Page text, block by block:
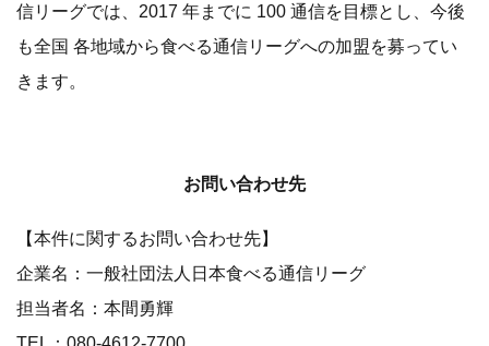
信リーグでは、2017 年までに 100 通信を目標とし、今後
も全国 各地域から食べる通信リーグへの加盟を募ってい
きます。
お問い合わせ先
【本件に関するお問い合わせ先】
企業名：一般社団法人日本食べる通信リーグ
担当者名：本間勇輝